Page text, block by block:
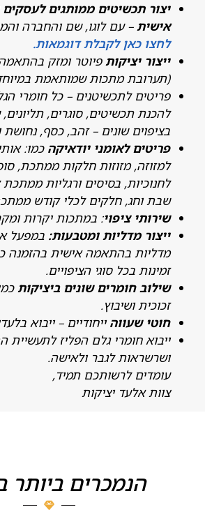
תכשיטים ממותגים לעסקים
– עם לוגו, שם והחברה והמסר
כאן לקבלת דוגמאות.
יציקות פיוטר ומזק בהתאמה
מתכות שמותאמת במיוחד
לתכשיטנים – כל חומרי הגלם
תכשיטים, סוגרים, תליונים,
שונים – זהב, כסף, נחושת ופליז.
לאומני יודאיקהכמו: אותיות
מזוזות חלקות ממתכת, סופיות
בסיסים ורגליות ממתכת
וחג, חלקים לכלי קודש ממתכת.
ציפוי: במתכות יקרות ומקרוני.
מדליות ומטבעות:במפעל אלעד
בהתאמה אישית בהזמנה
בכל סוגי הציפויים.
חומרים שונים ביציקותכמו:
ושיבוץ.
שעווה ייחודיים – ייבוא בלעדי.
חומרי גלם הפליז לתעשיית
לגבר ולאישה.
לרשותכם תמיד,
אלעד יציקות
הנמכרים ביותר